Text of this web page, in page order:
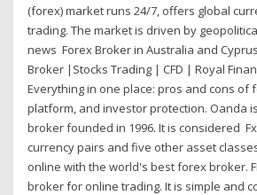
(forex) market runs 24/7, offers global
trading. The market is driven by
news Forex Broker in Australia and
Broker |Stocks Trading | CFD | Royal
Everything in one place: pros and cons of
platform, and investor protection. Oanda
broker founded in 1996. It is considered
currency pairs and five other asset
online with the world's best forex broker.
broker for online trading. It is simple and